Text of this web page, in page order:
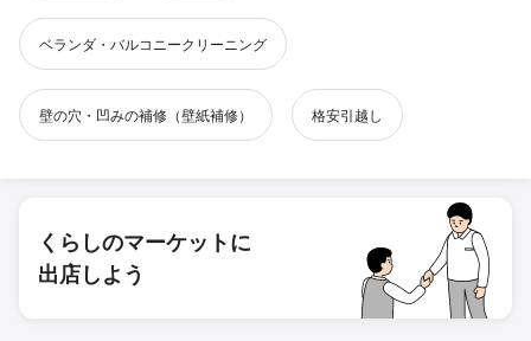
ベランダ・バルコニークリーニング
壁の穴・凹みの補修（壁紙補修） 格安引越し
くらしのマーケットに
出店しよう